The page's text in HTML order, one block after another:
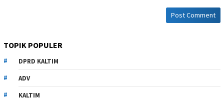
TOPIK POPULER
DPRD KALTIM
ADV
KALTIM